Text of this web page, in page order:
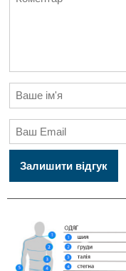
Залишити відгук